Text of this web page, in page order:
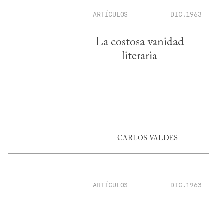
ARTÍCULOS DIC.1963
La costosa vanidad
literaria
CARLOS VALDÉS
ARTÍCULOS DIC.1963